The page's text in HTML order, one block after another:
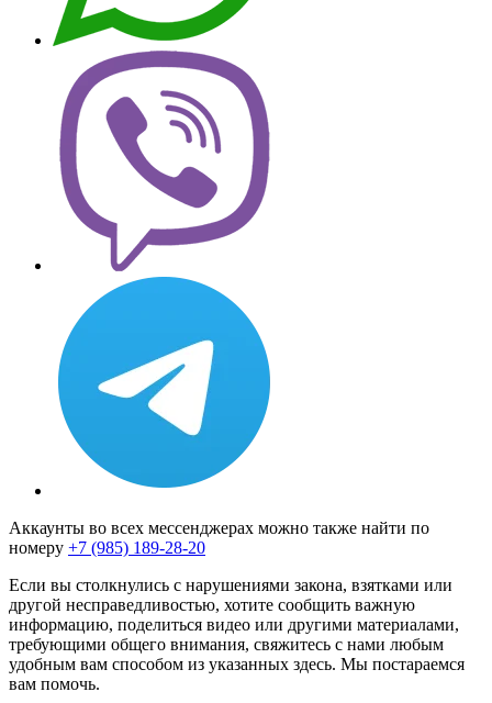
Аккаунты во всех мессенджерах можно также найти по
номеру +7 (985) 189-28-20
Если вы столкнулись с нарушениями закона, взятками или
другой несправедливостью, хотите сообщить важную
информацию, поделиться видео или другими материалами,
требующими общего внимания, свяжитесь с нами любым
удобным вам способом из указанных здесь. Мы постараемся
вам помочь.